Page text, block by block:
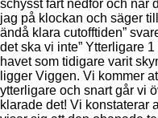
schysst fart nedför och när
jag på klockan och säger
ändå klara cutofftiden”
det ska vi inte” Ytterligare
havet som tidigare varit
ligger Viggen. Vi kommer
ytterligare och snart går vi
klarade det! Vi konstaterar